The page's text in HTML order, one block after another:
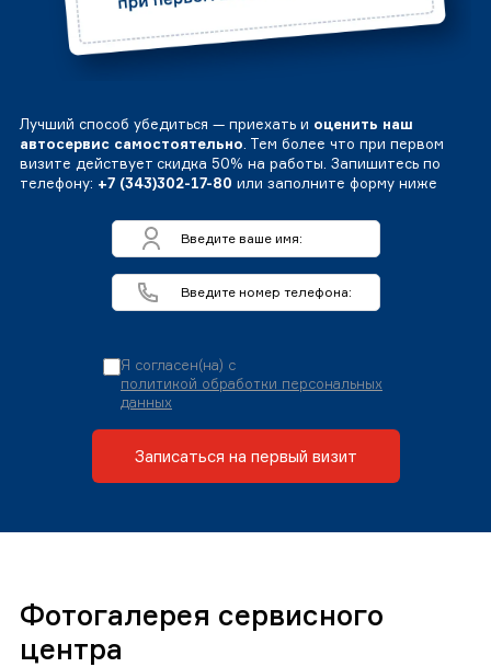
Лучший способ убедиться — приехать и оценить наш
автосервис самостоятельно . Тем более что при первом
визите действует скидка 50% на работы. Запишитесь по
телефону: +7 (343)302-17-80 или заполните форму ниже
Я согласен(на) с
политикой обработки персональных
данных
Записаться на первый визит
Фотогалерея сервисного
центра